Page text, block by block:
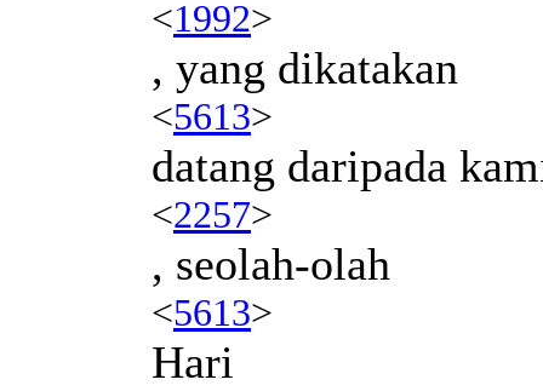
<1992>
, yang dikatakan
<5613>
datang daripada
<2257>
, seolah-olah
<5613>
Hari